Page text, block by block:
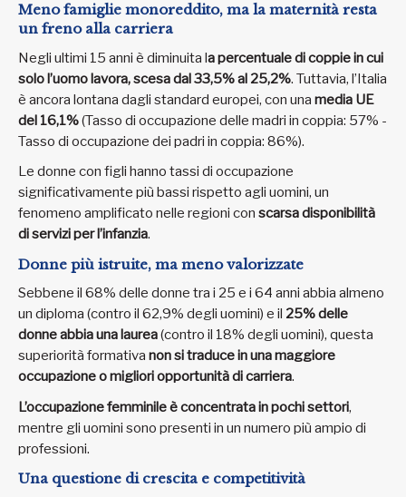
Meno famiglie monoreddito, ma la maternità resta
un freno alla carriera
Negli ultimi 15 anni è diminuita la percentuale di coppie in cui
solo l’uomo lavora, scesa dal 33,5% al 25,2%. Tuttavia, l’Italia
è ancora lontana dagli standard europei, con una media UE
del 16,1%(Tasso di occupazione delle madri in coppia: 57% -
Tasso di occupazione dei padri in coppia: 86%).
Le donne con figli hanno tassi di occupazione
significativamente più bassi rispetto agli uomini, un
fenomeno amplificato nelle regioni con scarsa disponibilità
di servizi per l’infanzia.
Donne più istruite, ma meno valorizzate
Sebbene il 68% delle donne tra i 25 e i 64 anni abbia almeno
un diploma (contro il 62,9% degli uomini) e il 25% delle
donne abbia una laurea(contro il 18% degli uomini), questa
superiorità formativa non si traduce in una maggiore
occupazione o migliori opportunità di carriera.
L’occupazione femminile è concentrata in pochi settori,
mentre gli uomini sono presenti in un numero più ampio di
professioni.
Una questione di crescita e competitività